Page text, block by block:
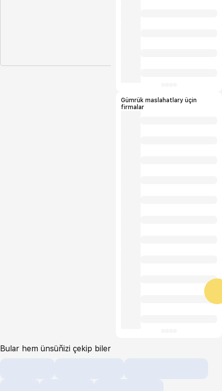
Gümrük maslahatlary üçin
firmalar
Bular hem ünsüňizi çekip biler